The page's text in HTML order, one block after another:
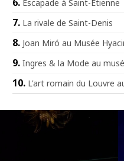
Escapade à Saint-Étienne
La rivale de Saint-Denis
Joan Miró au Musée
Ingres & la Mode au
L'art romain du Louvre